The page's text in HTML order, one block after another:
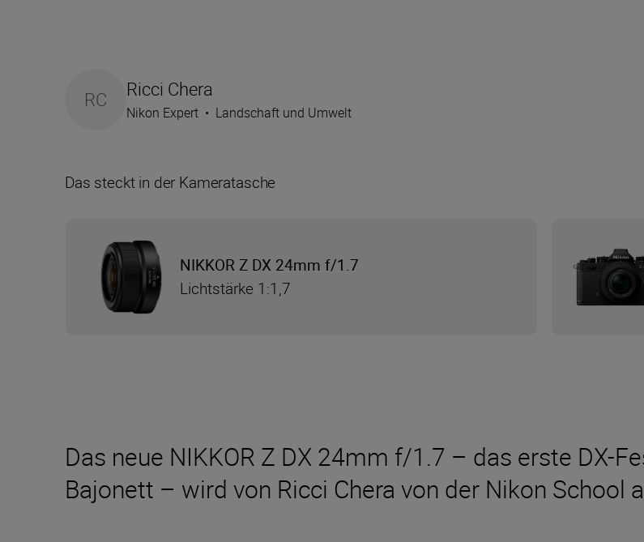
Das neue NIKKOR Z DX 24mm f/1.7 – das erste DX-
Bajonett – wird von Ricci Chera von der Nikon School
RC Ricci Chera
Nikon Expert • Landschaft und Umwelt
Das steckt in der Kameratasche
NIKKOR Z DX 24mm f/1.7
Lichtstärke 1:1,7